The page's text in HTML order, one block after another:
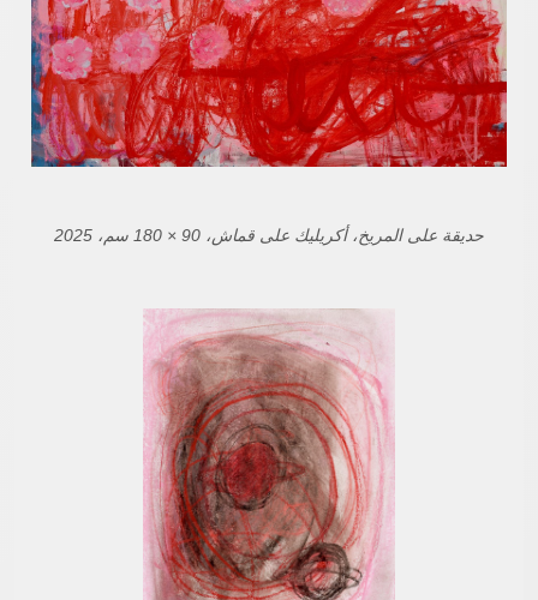
حديقة على المريخ، أكريليك على قماش، 90 × 180 سم، 2025